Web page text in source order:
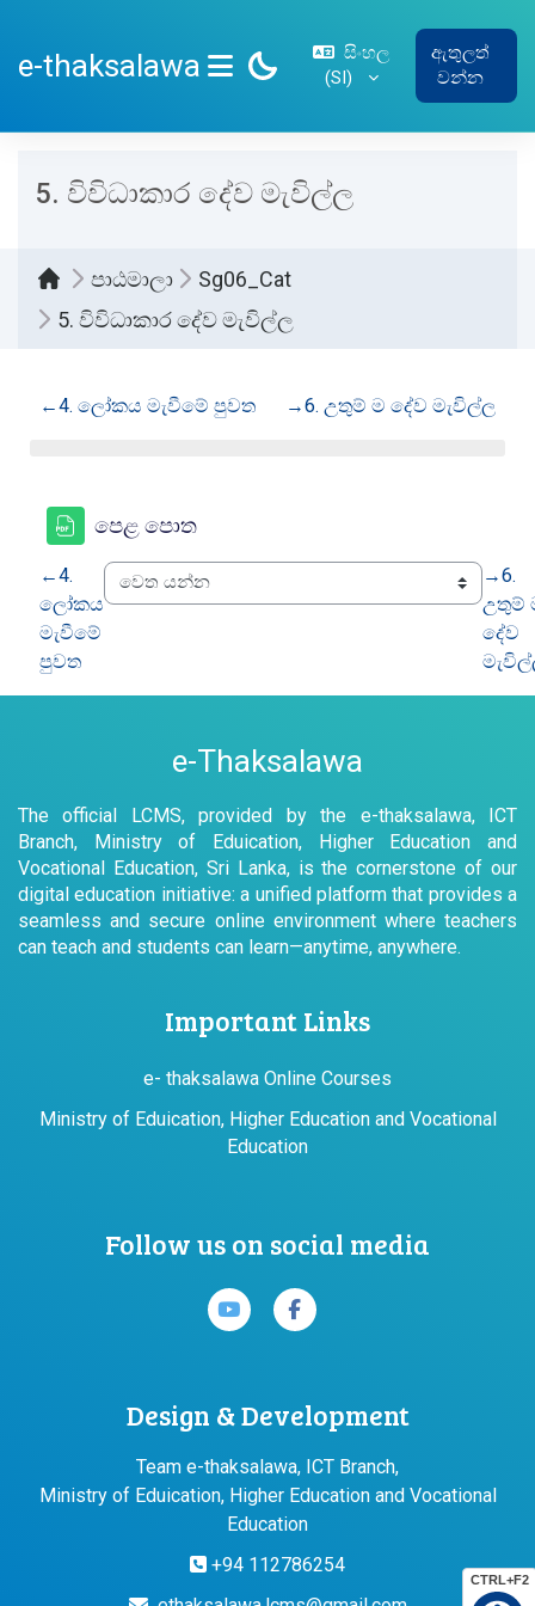
CTRL+F2
e-thaksalawa
SIDE PANEL
සිංහල
‎(SI)‎
ඇතුලත්
වන්න
5. විවිධාකාර දේව මැවිල්ල
පාඨමාලා
Sg06_Cat
5. විවිධාකාර දේව මැවිල්ල
කොටසේ දළ සටහන
←4. ලෝකය මැවීමේ පුවත →6. උතුම් ම දේව මැවිල්ල
පෙළ පොත
←4.
ලෝකය
මැවීමේ
පුවත
→6.
උතුම්
දේව
e-Thaksalawa
The official LCMS, provided by the e-thaksalawa, ICT
Branch, Ministry of Eduication, Higher Education and
Vocational Education, Sri Lanka, is the cornerstone of our
digital education initiative: a unified platform that provides a
seamless and secure online environment where teachers
can teach and students can learn—anytime, anywhere.
Important Links
e- thaksalawa Online Courses
Ministry of Eduication, Higher Education and Vocational
Education
Follow us on social media
Design & Development
Team e-thaksalawa, ICT Branch,
Ministry of Eduication, Higher Education and Vocational
Education
+94 112786254